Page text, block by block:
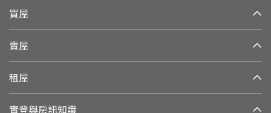
買屋
賣屋
租屋
實登與房訊知識